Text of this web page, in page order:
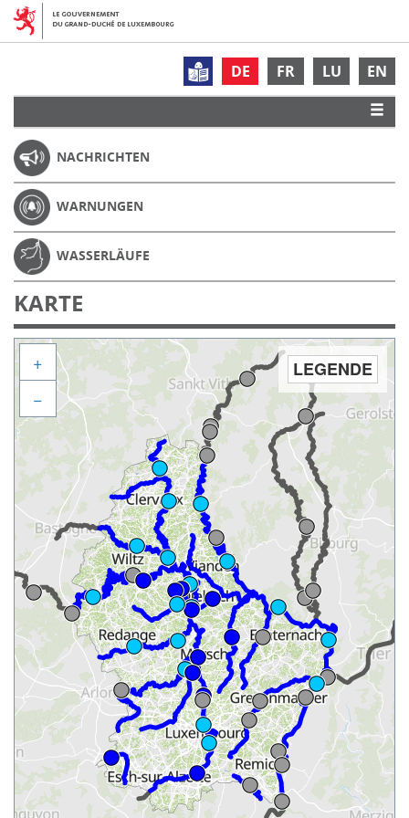
DE FR LU EN
NACHRICHTEN
WARNUNGEN
WASSERLÄUFE
KARTE
LEGENDE
+
−